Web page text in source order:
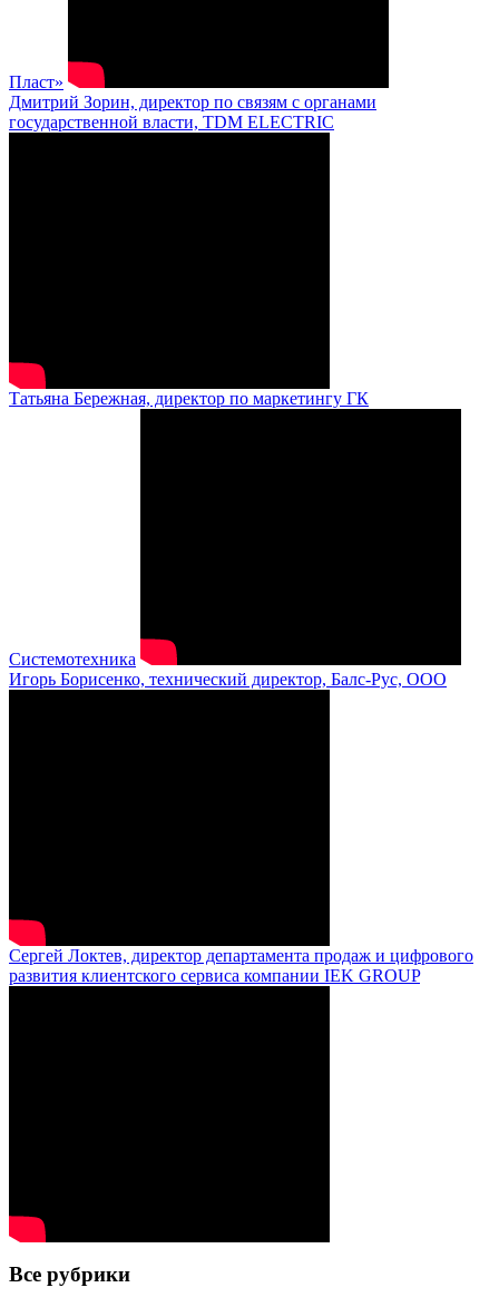
Пласт»
Дмитрий Зорин, директор по связям с органами
государственной власти, TDM ELECTRIC
Татьяна Бережная, директор по маркетингу ГК
Системотехника
Игорь Борисенко, технический директор, Балс-Рус, ООО
Сергей Локтев, директор департамента продаж и цифрового
развития клиентского сервиса компании IEK GROUP
Все рубрики